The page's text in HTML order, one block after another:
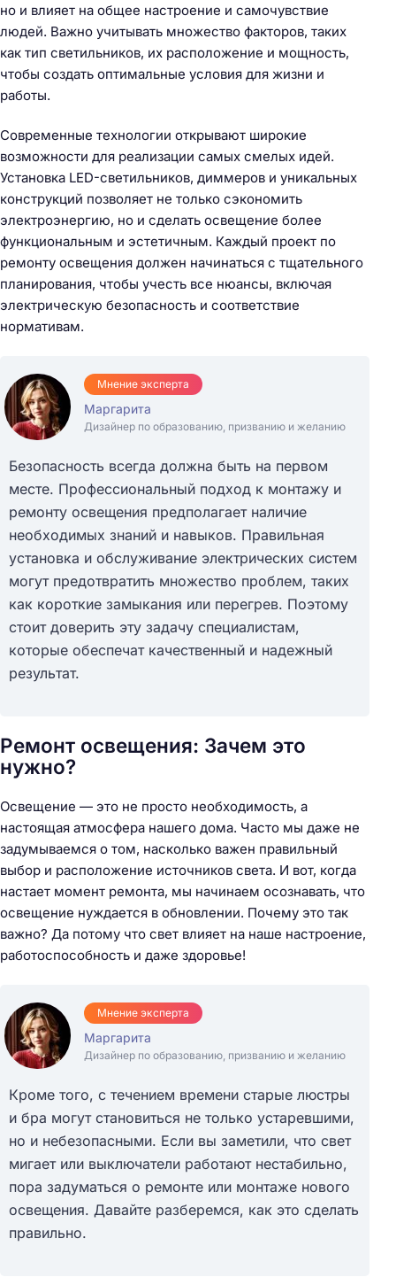
но и влияет на общее настроение и самочувствие
людей. Важно учитывать множество факторов, таких
как тип светильников, их расположение и мощность,
чтобы создать оптимальные условия для жизни и
работы.
Современные технологии открывают широкие
возможности для реализации самых смелых идей.
Установка LED-светильников, диммеров и уникальных
конструкций позволяет не только сэкономить
электроэнергию, но и сделать освещение более
функциональным и эстетичным. Каждый проект по
ремонту освещения должен начинаться с тщательного
планирования, чтобы учесть все нюансы, включая
электрическую безопасность и соответствие
нормативам.
Мнение эксперта
Маргарита
Дизайнер по образованию, призванию и желанию
Безопасность всегда должна быть на первом
месте. Профессиональный подход к монтажу и
ремонту освещения предполагает наличие
необходимых знаний и навыков. Правильная
установка и обслуживание электрических систем
могут предотвратить множество проблем, таких
как короткие замыкания или перегрев. Поэтому
стоит доверить эту задачу специалистам,
которые обеспечат качественный и надежный
результат.
Ремонт освещения: Зачем это
нужно?
Освещение — это не просто необходимость, а
настоящая атмосфера нашего дома. Часто мы даже не
задумываемся о том, насколько важен правильный
выбор и расположение источников света. И вот, когда
настает момент ремонта, мы начинаем осознавать, что
освещение нуждается в обновлении. Почему это так
важно? Да потому что свет влияет на наше настроение,
работоспособность и даже здоровье!
Мнение эксперта
Маргарита
Дизайнер по образованию, призванию и желанию
Кроме того, с течением времени старые люстры
и бра могут становиться не только устаревшими,
но и небезопасными. Если вы заметили, что свет
мигает или выключатели работают нестабильно,
пора задуматься о ремонте или монтаже нового
освещения. Давайте разберемся, как это сделать
правильно.